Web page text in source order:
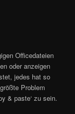
Officedateien
oder anzeigen
jedes hat so
Problem
& paste‘ zu sein.